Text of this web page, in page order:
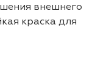
внешнего
краска для